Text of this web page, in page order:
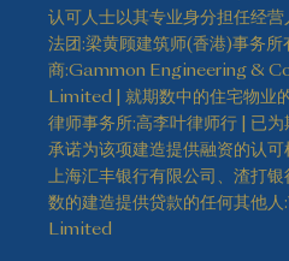
认可人士以其专业身分担任经
法团:梁黄顾建筑师(香港)事务
商:Gammon Engineering &
Limited | 就期数中的住宅物业
律师事务所:高李叶律师行 | 已
承诺为该项建造提供融资的认
上海汇丰银行有限公司、渣打
数的建造提供贷款的任何其他
Limited